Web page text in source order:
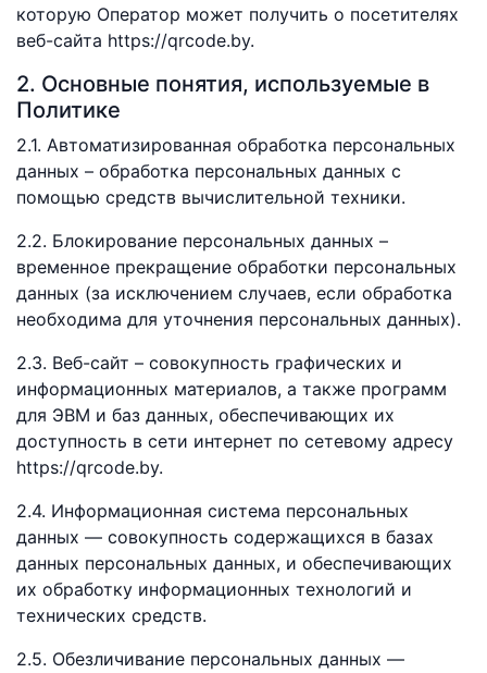
которую Оператор может получить о посетителях
веб-сайта https://qrcode.by.
2. Основные понятия, используемые в
Политике
2.1. Автоматизированная обработка персональных
данных – обработка персональных данных с
помощью средств вычислительной техники.
2.2. Блокирование персональных данных –
временное прекращение обработки персональных
данных (за исключением случаев, если обработка
необходима для уточнения персональных данных).
2.3. Веб-сайт – совокупность графических и
информационных материалов, а также программ
для ЭВМ и баз данных, обеспечивающих их
доступность в сети интернет по сетевому адресу
https://qrcode.by.
2.4. Информационная система персональных
данных — совокупность содержащихся в базах
данных персональных данных, и обеспечивающих
их обработку информационных технологий и
технических средств.
2.5. Обезличивание персональных данных —